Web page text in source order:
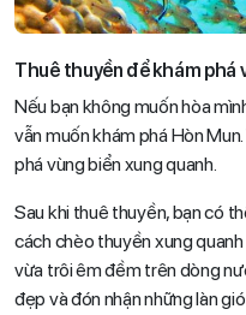
Thuê thuyền để khám phá
Nếu bạn không muốn hòa
vẫn muốn khám phá Hòn
phá vùng biển xung quanh.
Sau khi thuê thuyền, bạn có
cách chèo thuyền xung
vừa trôi êm đềm trên dòng
đẹp và đón nhận những làn